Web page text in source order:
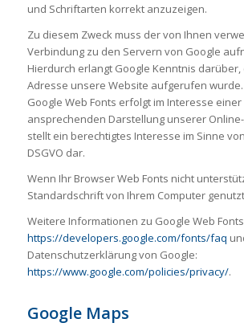
und Schriftarten korrekt anzuzeigen.
Zu diesem Zweck muss der von Ihnen
Verbindung zu den Servern von Google
Hierdurch erlangt Google Kenntnis darüber,
Adresse unsere Website aufgerufen
Google Web Fonts erfolgt im Interesse
ansprechenden Darstellung unserer
stellt ein berechtigtes Interesse im Sinne
DSGVO dar.
Wenn Ihr Browser Web Fonts nicht
Standardschrift von Ihrem Computer
Weitere Informationen zu Google Web
https://developers.google.com/fonts/faq
Datenschutzerklärung von Google:
https://www.google.com/policies/privacy/.
Google Maps